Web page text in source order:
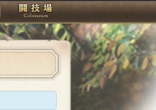
ショップ 闘技場